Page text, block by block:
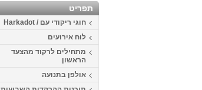
תפריט
חוגי ריקודי עם / Harkadot
לוח אירועים
מתחילים לרקוד מהצעד
הראשון
אולפן בתנועה